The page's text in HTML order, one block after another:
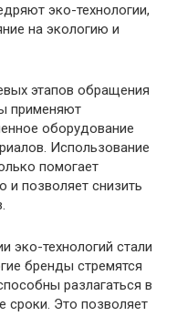
эко-технологии,
на экологию и
этапов обращения
применяют
оборудование
Использование
помогает
и позволяет снизить
технологий стали
бренды стремятся
разлагаться в
сроки. Это позволяет